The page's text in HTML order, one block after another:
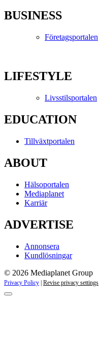
BUSINESS
Företagsportalen
LIFESTYLE
Livsstilsportalen
EDUCATION
Tillväxtportalen
ABOUT
Hälsoportalen
Mediaplanet
Karriär
ADVERTISE
Annonsera
Kundlösningar
© 2026 Mediaplanet Group
Privacy Policy | Revise privacy settings